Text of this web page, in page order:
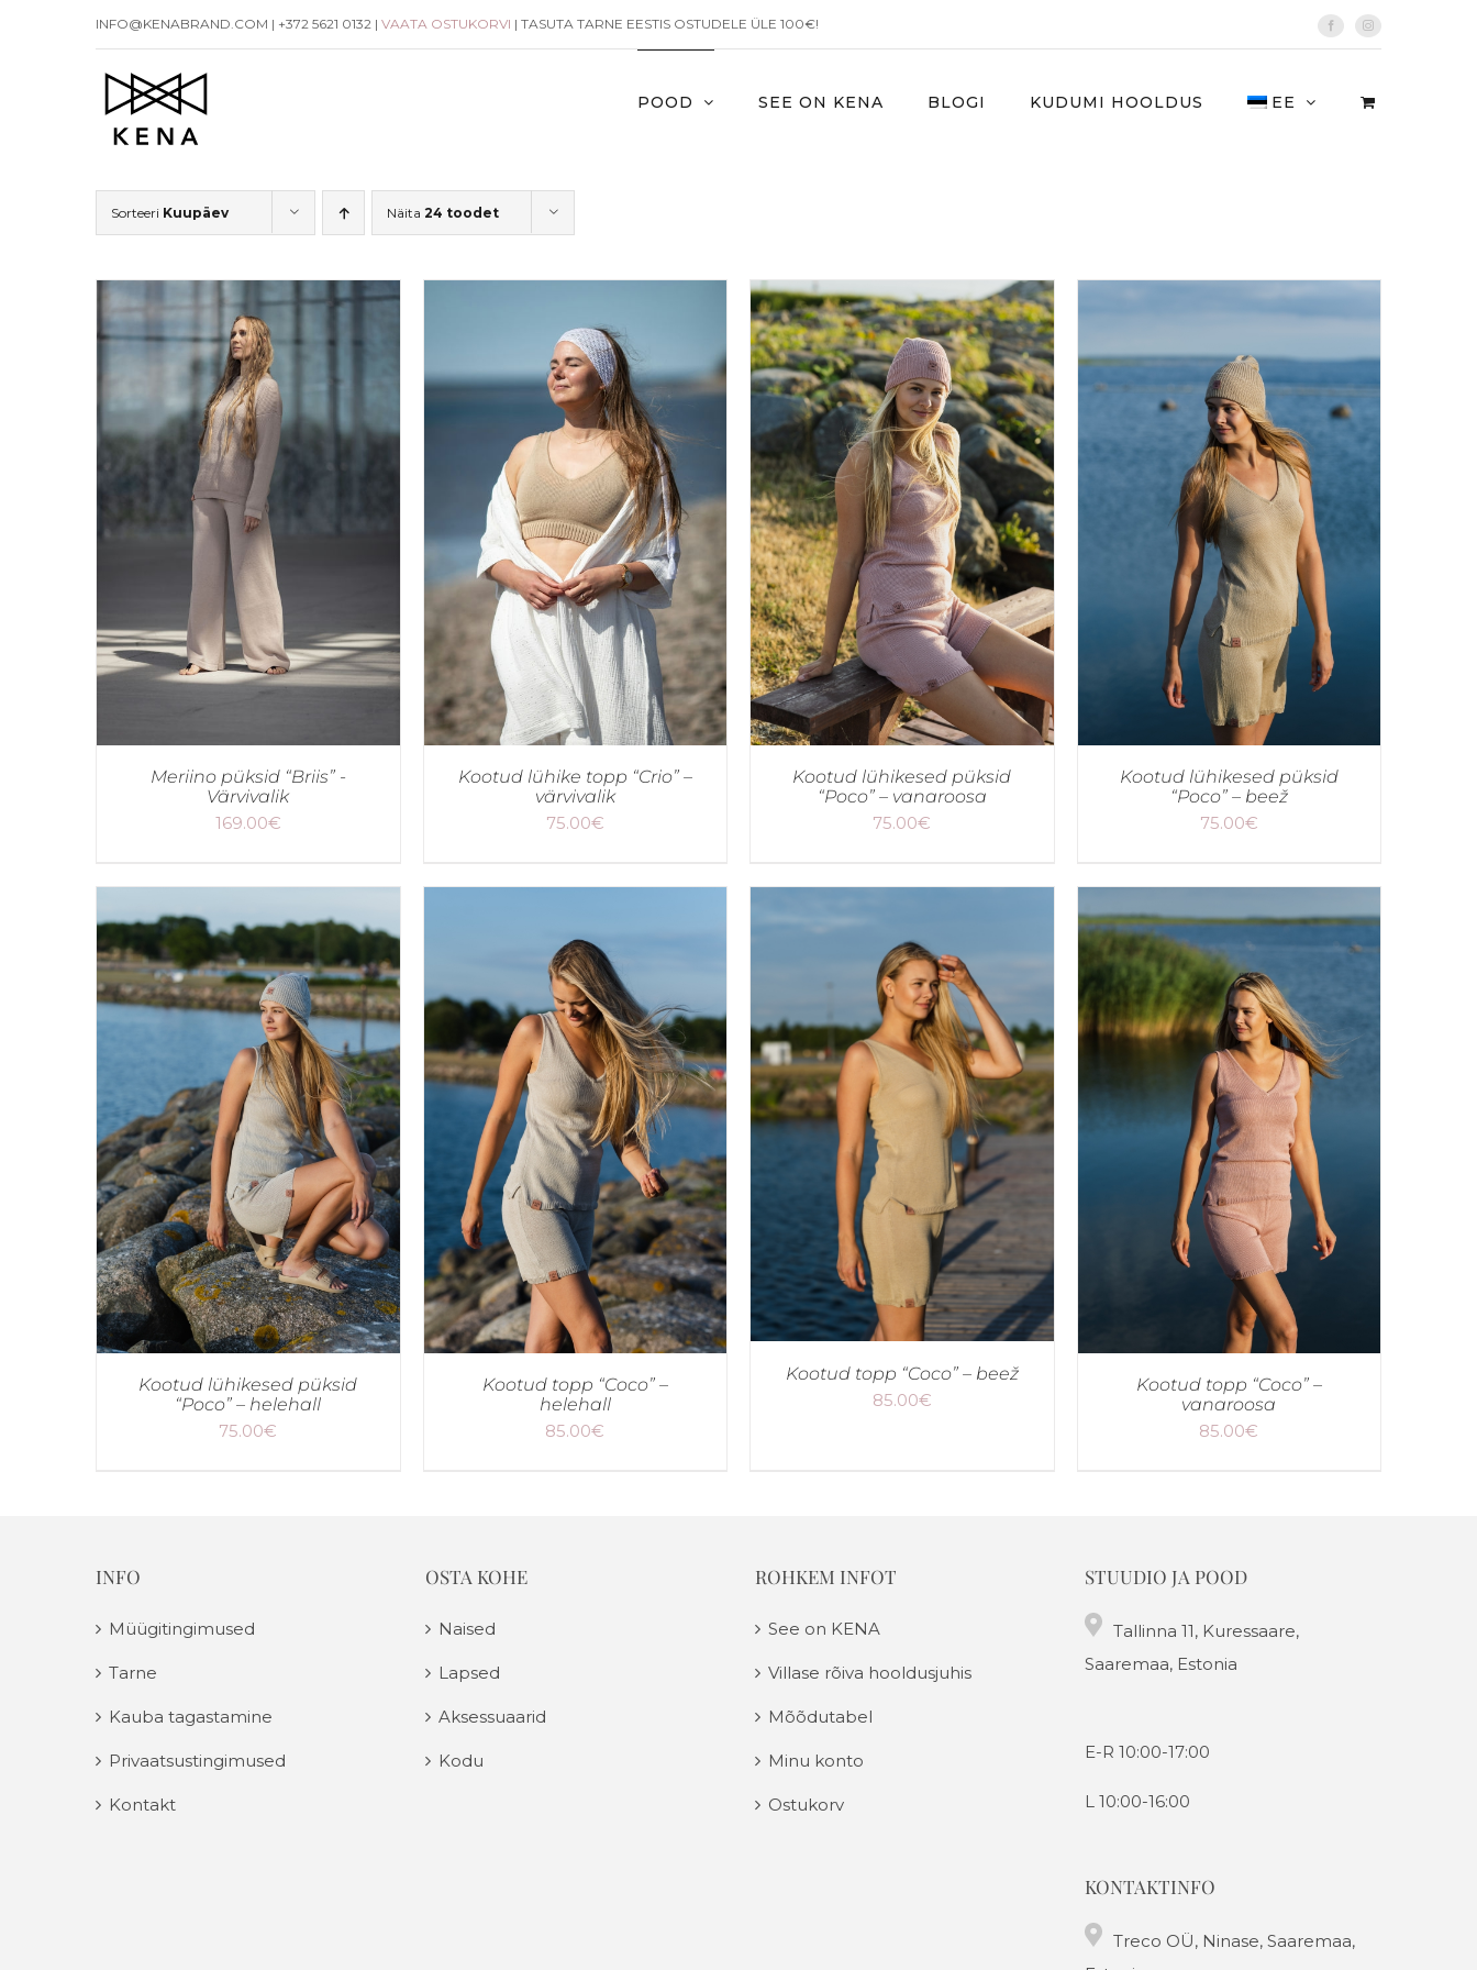
INFO@KENABRAND.COM | +372 5621 0132 | VAATA OSTUKORVI | TASUTA TARNE EESTIS OSTUDELE ÜLE 100€! FacebookInstagram
POOD SEE ON KENA BLOGI KUDUMI HOOLDUS EE
Sorteeri Kuupäev Näita 24 toodet
Meriino püksid “Briis” -
Värvivalik
169.00€
Kootud lühike topp “Crio” –
värvivalik
75.00€
Kootud lühikesed püksid
“Poco” – vanaroosa
75.00€
Kootud lühikesed püksid
“Poco” – beež
75.00€
Kootud lühikesed püksid
“Poco” – helehall
75.00€
Kootud topp “Coco” –
helehall
85.00€
Kootud topp “Coco” – beež
85.00€
Kootud topp “Coco” –
vanaroosa
85.00€
INFO
Müügitingimused
Tarne
Kauba tagastamine
Privaatsustingimused
Kontakt
OSTA KOHE
Naised
Lapsed
Aksessuaarid
Kodu
ROHKEM INFOT
See on KENA
Villase rõiva hooldusjuhis
Mõõdutabel
Minu konto
Ostukorv
STUUDIO JA POOD
Tallinna 11, Kuressaare,
Saaremaa, Estonia
E-R 10:00-17:00
L 10:00-16:00
KONTAKTINFO
Treco OÜ, Ninase, Saaremaa,